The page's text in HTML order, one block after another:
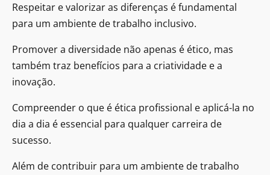
Respeitar e valorizar as diferenças é fundamental
para um ambiente de trabalho inclusivo.
Promover a diversidade não apenas é ético, mas
também traz benefícios para a criatividade e a
inovação.
Compreender o que é ética profissional e aplicá-la no
dia a dia é essencial para qualquer carreira de
sucesso.
Além de contribuir para um ambiente de trabalho